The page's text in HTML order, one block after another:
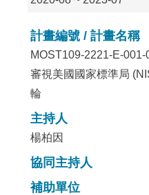
計畫編號 / 計畫名稱
MOST109-2221-E-001-
審視美國國家標準局
輪
主持人
楊柏因
協同主持人
補助單位